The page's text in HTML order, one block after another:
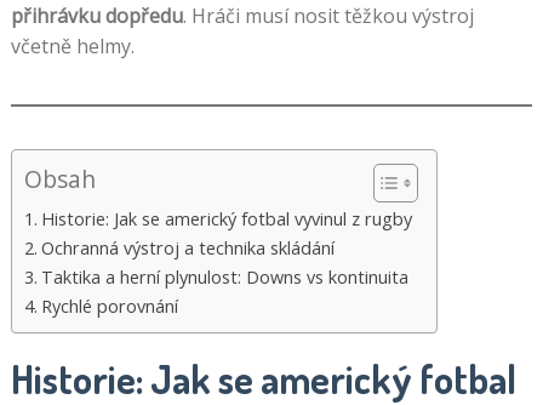
přihrávku dopředu. Hráči musí nosit těžkou výstroj
včetně helmy.
Obsah
Historie: Jak se americký fotbal vyvinul z rugby
Ochranná výstroj a technika skládání
Taktika a herní plynulost: Downs vs kontinuita
Rychlé porovnání
Historie: Jak se americký fotbal